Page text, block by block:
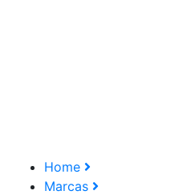
Home
Marcas